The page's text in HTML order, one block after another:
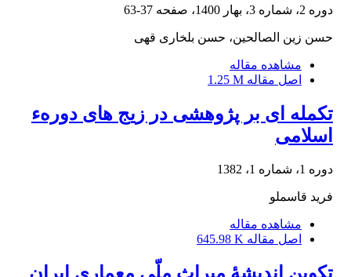
دوره 2، شماره 3، بهار 1400، صفحه 37-63
حسن زین الصالحین، حسن بلخاری قهی
مشاهده مقاله
اصل مقاله 1.25 M
تکمله ای بر پژوهشی در زیج های دورهء
اسلامی
دوره 1، شماره 1، 1382
فرید قاسملو
مشاهده مقاله
اصل مقاله 645.98 K